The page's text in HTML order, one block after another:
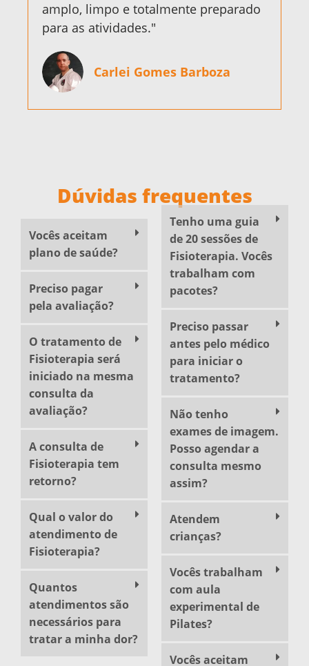
amplo, limpo e totalmente preparado
para as atividades."
Carlei Gomes Barboza
Dúvidas frequentes
Vocês aceitam
plano de saúde?
Preciso pagar
pela avaliação?
O tratamento de
Fisioterapia será
iniciado na mesma
consulta da
avaliação?
A consulta de
Fisioterapia tem
retorno?
Qual o valor do
atendimento de
Fisioterapia?
Quantos
atendimentos são
necessários para
tratar a minha dor?
Tenho uma guia
de 20 sessões de
Fisioterapia. Vocês
trabalham com
pacotes?
Preciso passar
antes pelo médico
para iniciar o
tratamento?
Não tenho
exames de imagem.
Posso agendar a
consulta mesmo
assim?
Atendem
crianças?
Vocês trabalham
com aula
experimental de
Pilates?
Vocês aceitam